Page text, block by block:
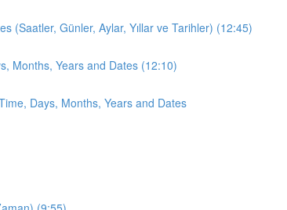
(Saatler, Günler, Aylar, Yıllar ve Tarihler) (12:45)
Months, Years and Dates (12:10)
Days, Months, Years and Dates